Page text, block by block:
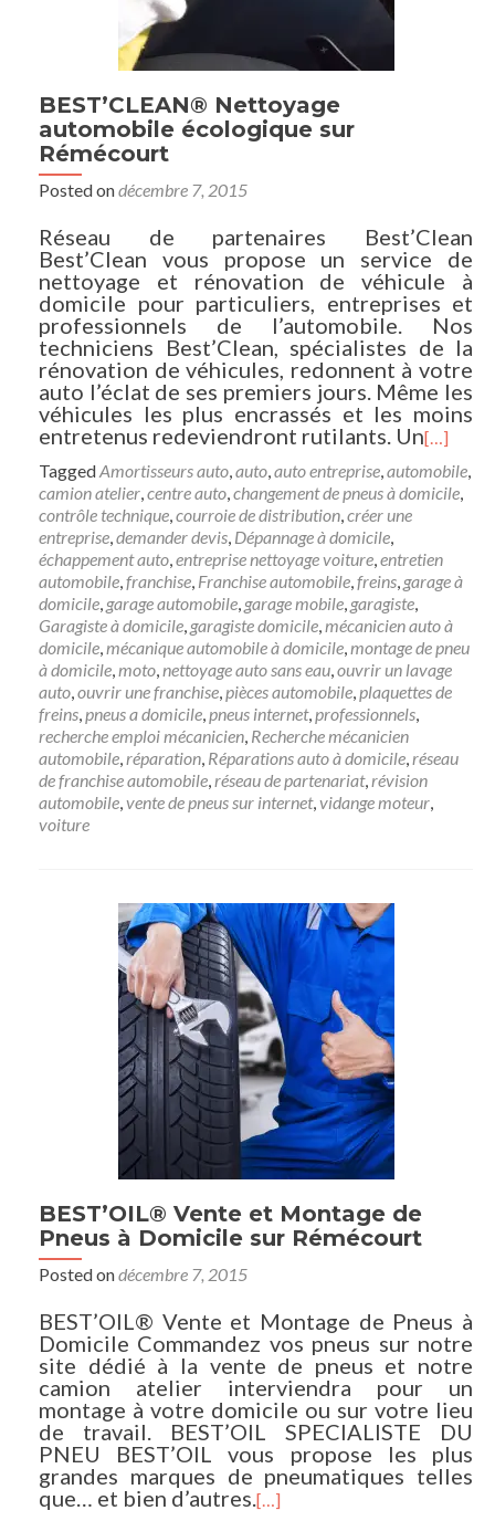
BEST’CLEAN® Nettoyage
automobile écologique sur
Rémécourt
Posted ondécembre 7, 2015
Réseau de partenaires Best’Clean
Best’Clean vous propose un service de
nettoyage et rénovation de véhicule à
domicile pour particuliers, entreprises et
professionnels de l’automobile. Nos
techniciens Best’Clean, spécialistes de la
rénovation de véhicules, redonnent à votre
auto l’éclat de ses premiers jours. Même les
véhicules les plus encrassés et les moins
entretenus redeviendront rutilants. Un[…]
TaggedAmortisseurs auto,auto,auto entreprise,automobile,
camion atelier,centre auto,changement de pneus à domicile,
contrôle technique,courroie de distribution,créer une
entreprise,demander devis, Dépannage à domicile,
échappement auto,entreprise nettoyage voiture,entretien
automobile,franchise, Franchise automobile,freins, garage à
domicile, garage automobile, garage mobile, garagiste,
Garagiste à domicile, garagiste domicile,mécanicien auto à
domicile,mécanique automobile à domicile,montage de pneu
à domicile,moto,nettoyage auto sans eau,ouvrir un lavage
auto,ouvrir une franchise,pièces automobile,plaquettes de
freins,pneus a domicile,pneus internet,professionnels,
recherche emploi mécanicien, Recherche mécanicien
automobile,réparation, Réparations auto à domicile,réseau
de franchise automobile,réseau de partenariat,révision
automobile,vente de pneus sur internet,vidange moteur,
voiture
BEST’OIL® Vente et Montage de
Pneus à Domicile sur Rémécourt
Posted ondécembre 7, 2015
BEST’OIL® Vente et Montage de Pneus à
Domicile Commandez vos pneus sur notre
site dédié à la vente de pneus et notre
camion atelier interviendra pour un
montage à votre domicile ou sur votre lieu
de travail. BEST’OIL SPECIALISTE DU
PNEU BEST’OIL vous propose les plus
grandes marques de pneumatiques telles
que… et bien d’autres.[…]